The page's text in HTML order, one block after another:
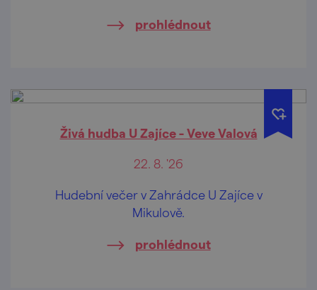
prohlédnout
Živá hudba U Zajíce - Veve Valová
22. 8. '26
Hudební večer v Zahrádce U Zajíce v
Mikulově.
prohlédnout